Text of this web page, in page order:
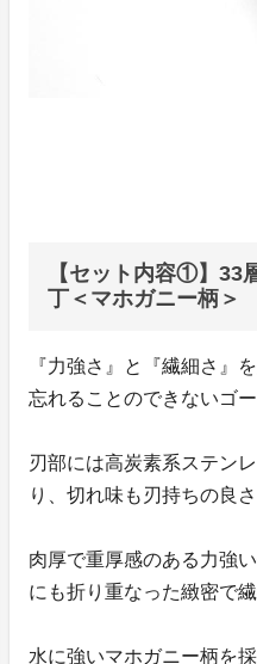
【セット内容①】33
丁＜マホガニー柄＞
『力強さ』と『繊細さ』
忘れることのできないゴ
刃部には高炭素系ステン
り、切れ味も刃持ちの良
肉厚で重厚感のある力強
にも折り重なった緻密で
水に強いマホガニー柄を